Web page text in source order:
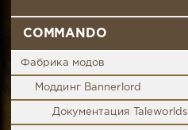
COMMANDO
Фабрика модов
Моддинг Bannerlord
Документация Taleworlds